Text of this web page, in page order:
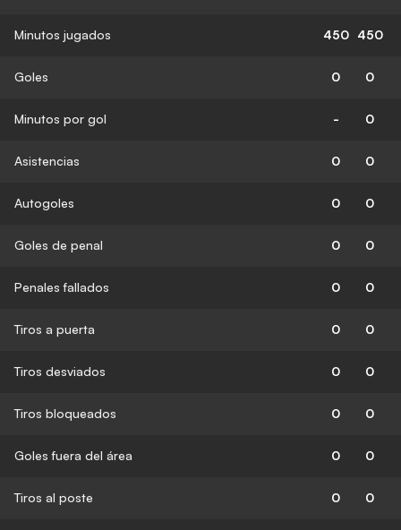
Minutos jugados 450 450
Goles 0 0
Minutos por gol - 0
Asistencias 0 0
Autogoles 0 0
Goles de penal 0 0
Penales fallados 0 0
Tiros a puerta 0 0
Tiros desviados 0 0
Tiros bloqueados 0 0
Goles fuera del área 0 0
Tiros al poste 0 0